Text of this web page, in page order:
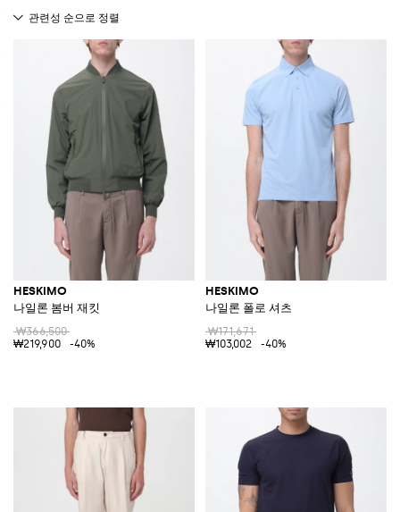
HESKIMO
나일론 봄버 재킷
₩366,500
₩219,900
-40%
HESKIMO
나일론 폴로 셔츠
₩171,671
₩103,002
-40%